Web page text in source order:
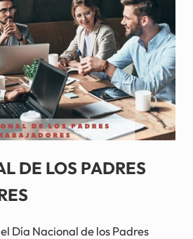
DE LOS PADRES
Día Nacional de los Padres